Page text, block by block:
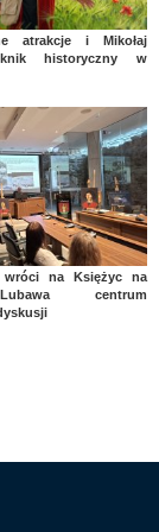
atrakcje i Mikołaj
historyczny w
wróci na Księżyc na
centrum